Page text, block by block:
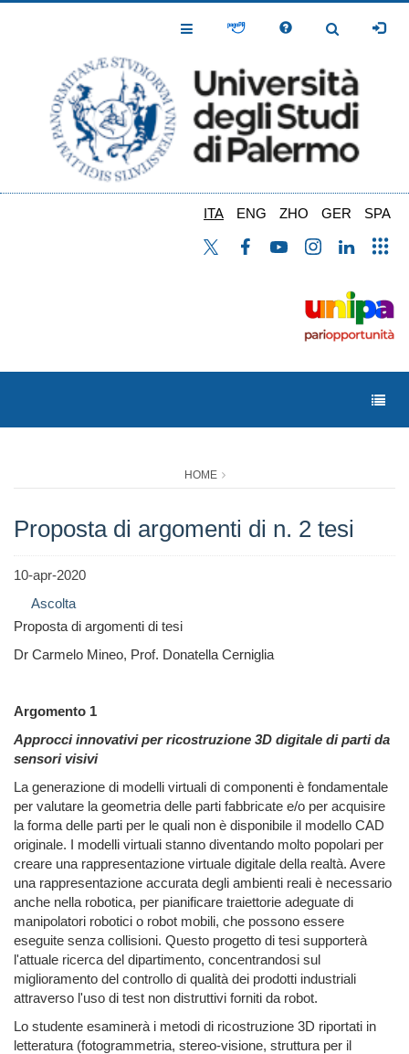
Toggle
Toggle
ITA ENG ZHO GER SPA
HOME
Proposta di argomenti di n. 2 tesi
10-apr-2020
Ascolta
Proposta di argomenti di tesi
Dr Carmelo Mineo, Prof. Donatella Cerniglia
Argomento 1
Approcci innovativi per ricostruzione 3D digitale di parti da
sensori visivi
La generazione di modelli virtuali di componenti è fondamentale
per valutare la geometria delle parti fabbricate e/o per acquisire
la forma delle parti per le quali non è disponibile il modello CAD
originale. I modelli virtuali stanno diventando molto popolari per
creare una rappresentazione virtuale digitale della realtà. Avere
una rappresentazione accurata degli ambienti reali è necessario
anche nella robotica, per pianificare traiettorie adeguate di
manipolatori robotici o robot mobili, che possono essere
eseguite senza collisioni. Questo progetto di tesi supporterà
l'attuale ricerca del dipartimento, concentrandosi sul
miglioramento del controllo di qualità dei prodotti industriali
attraverso l'uso di test non distruttivi forniti da robot.
Lo studente esaminerà i metodi di ricostruzione 3D riportati in
letteratura (fotogrammetria, stereo-visione, struttura per il